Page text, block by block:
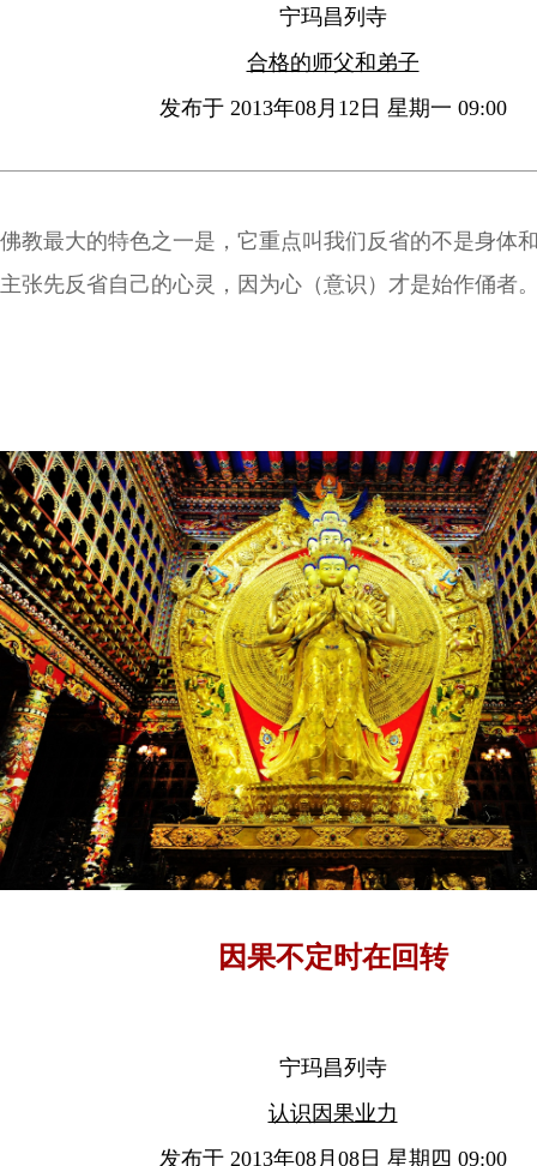
宁玛昌列寺
合格的师父和弟子
发布于 2013年08月12日 星期一 09:00
佛教最大的特色之一是，它重点叫我们反省的不是身体
主张先反省自己的心灵，因为心（意识）才是始作俑者
因果不定时在回转
宁玛昌列寺
认识因果业力
发布于 2013年08月08日 星期四 09:00